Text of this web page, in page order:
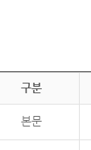
구분
본문